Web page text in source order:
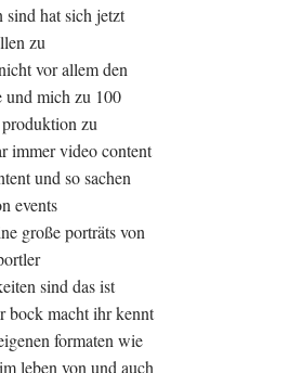
sind hat sich jetzt
zu
vor allem den
und mich zu 100
zu
immer video content
und so sachen
events
große porträts von
sind das ist
bock macht ihr kennt
formaten wie
leben von und auch